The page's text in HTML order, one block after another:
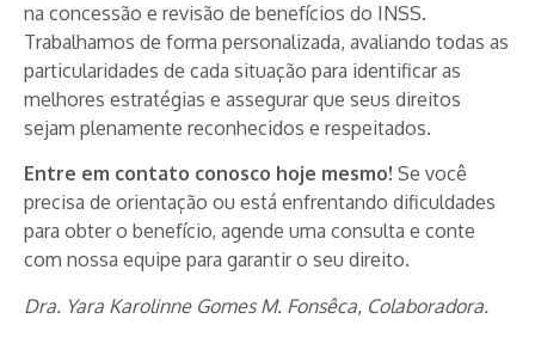
na concessão e revisão de benefícios do INSS.
Trabalhamos de forma personalizada, avaliando todas as
particularidades de cada situação para identificar as
melhores estratégias e assegurar que seus direitos
sejam plenamente reconhecidos e respeitados.
Entre em contato conosco hoje mesmo! Se você
precisa de orientação ou está enfrentando dificuldades
para obter o benefício, agende uma consulta e conte
com nossa equipe para garantir o seu direito.
Dra. Yara Karolinne Gomes M. Fonsêca, Colaboradora.